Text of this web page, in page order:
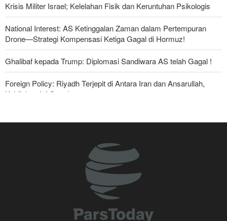
Krisis Militer Israel; Kelelahan Fisik dan Keruntuhan Psikologis
National Interest: AS Ketinggalan Zaman dalam Pertempuran
Drone—Strategi Kompensasi Ketiga Gagal di Hormuz!
Ghalibaf kepada Trump: Diplomasi Sandiwara AS telah Gagal !
Foreign Policy: Riyadh Terjepit di Antara Iran dan Ansarullah,
Kebijakan Ini Gagal
Yahya Saree: Kami Hancurkan Posisi Pasukan Bayaran Saudi
dengan Rudal Balistik dan Drone
Brigjen Akrami Nia: Artesh dalam Kondisi Siaga Penuh